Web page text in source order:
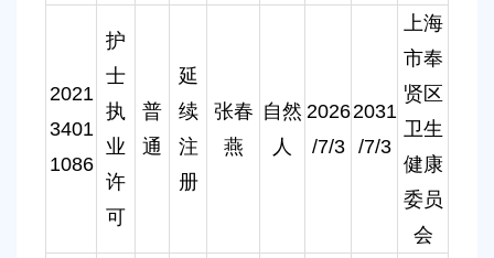
2021
3401
1086
护
士
执
业
许
可
普
通
延
续
注
册
张春
燕
自然
人
2026
/7/3
2031
/7/3
上海
市奉
贤区
卫生
健康
委员
会